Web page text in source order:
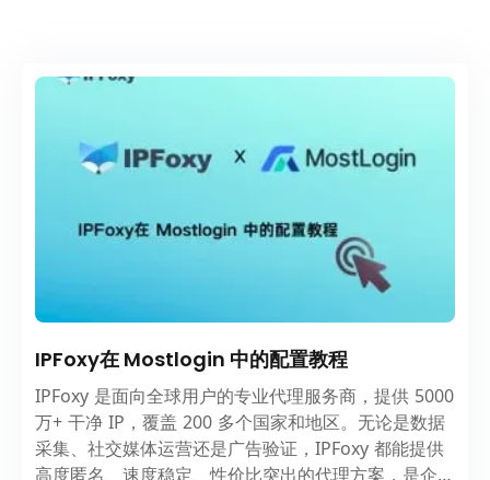
IPFoxy在 Mostlogin 中的配置教程
IPFoxy 是面向全球用户的专业代理服务商，提供 5000
万+ 干净 IP，覆盖 200 多个国家和地区。无论是数据
采集、社交媒体运营还是广告验证，IPFoxy 都能提供
高度匿名、速度稳定、性价比突出的代理方案，是企业